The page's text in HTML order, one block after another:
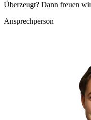
Überzeugt? Dann freuen
Ansprechperson